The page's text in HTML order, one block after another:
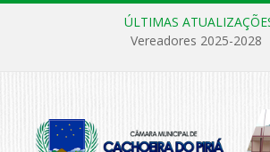
ÚLTIMAS
Vereadores 2025-2028